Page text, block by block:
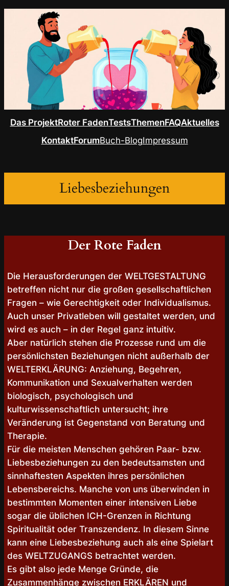
Das ProjektRoter FadenTestsThemenFAQAktuelles
KontaktForumBuch-BlogImpressum
Liebesbeziehungen
Der Rote Faden
Die Herausforderungen der WELTGESTALTUNG
betreffen nicht nur die großen gesellschaftlichen
Fragen – wie Gerechtigkeit oder Individualismus.
Auch unser Privatleben will gestaltet werden, und
wird es auch – in der Regel ganz intuitiv.
Aber natürlich stehen die Prozesse rund um die
persönlichsten Beziehungen nicht außerhalb der
WELTERKLÄRUNG: Anziehung, Begehren,
Kommunikation und Sexualverhalten werden
biologisch, psychologisch und
kulturwissenschaftlich untersucht; ihre
Veränderung ist Gegenstand von Beratung und
Therapie.
Für die meisten Menschen gehören Paar- bzw.
Liebesbeziehungen zu den bedeutsamsten und
sinnhaftesten Aspekten ihres persönlichen
Lebensbereichs. Manche von uns überwinden in
bestimmten Momenten einer intensiven Liebe
sogar die üblichen ICH-Grenzen in Richtung
Spiritualität oder Transzendenz. In diesem Sinne
kann eine Liebesbeziehung auch als eine Spielart
des WELTZUGANGS betrachtet werden.
Es gibt also jede Menge Gründe, die
Zusammenhänge zwischen ERKLÄREN und